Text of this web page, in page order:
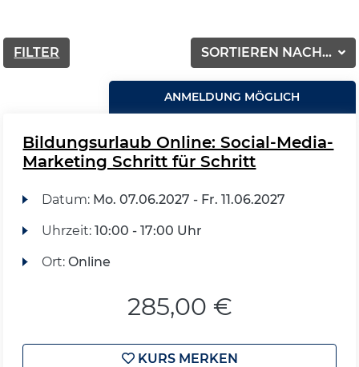
SORTIEREN NACH...
FILTER
ANMELDUNG MÖGLICH
Bildungsurlaub Online: Social-Media-
Marketing Schritt für Schritt
Datum: Mo. 07.06.2027 - Fr. 11.06.2027
Uhrzeit: 10:00 - 17:00 Uhr
Ort: Online
285,00 €
KURS MERKEN